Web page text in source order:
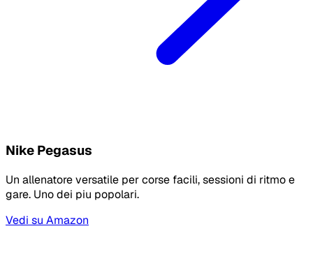
Nike Pegasus
Un allenatore versatile per corse facili, sessioni di ritmo e
gare. Uno dei piu popolari.
Vedi su Amazon